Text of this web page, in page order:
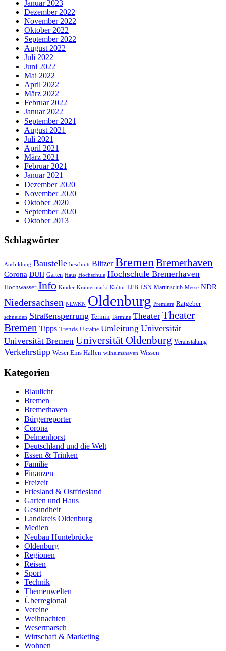
Januar 2023
Dezember 2022
November 2022
Oktober 2022
September 2022
August 2022
Juli 2022
Juni 2022
Mai 2022
April 2022
März 2022
Februar 2022
Januar 2022
September 2021
August 2021
Juli 2021
April 2021
März 2021
Februar 2021
Januar 2021
Dezember 2020
November 2020
Oktober 2020
September 2020
Oktober 2013
Schlagwörter
Ausbildung Baustelle beschnitt Blitzer Bremen Bremerhaven
Corona DUH Garten Haus Hochschule Hochschule Bremerhaven
Hochwasser Info Kinder Kramermarkt Kultur LEB LSN Martinsclub Messe NDR
Niedersachsen NLWKN Oldenburg Premiere Ratgeber
schneiden Straßensperrung Termin Termine Theater Theater
Bremen Tipps Trends Ukraine Umleitung Universität
Universität Bremen Universität Oldenburg Veranstaltung
Verkehrstipp Weser Ems Hallen wilhelmshaven Wissen
Kategorien
Blaulicht
Bremen
Bremerhaven
Bürgerreporter
Corona
Delmenhorst
Deutschland und die Welt
Essen & Trinken
Familie
Finanzen
Freizeit
Friesland & Ostfriesland
Garten und Haus
Gesundheit
Landkreis Oldenburg
Medien
Neubau Huntebrücke
Oldenburg
Regionen
Reisen
Sport
Technik
Themenwelten
Überregional
Vereine
Weihnachten
Wesermarsch
Wirtschaft & Marketing
Wohnen